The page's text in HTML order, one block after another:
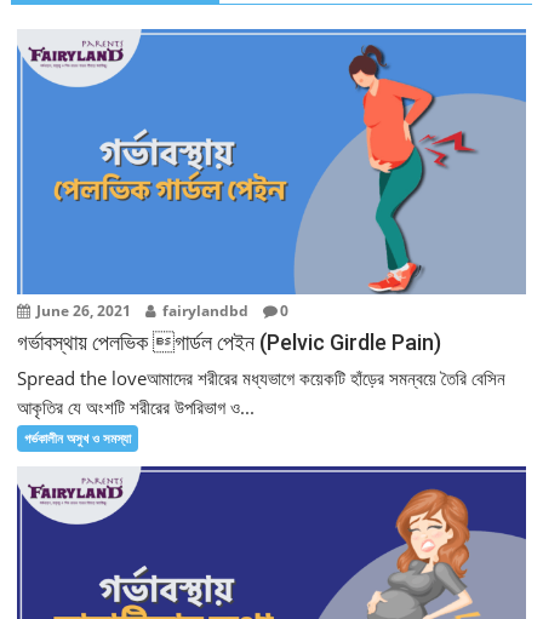
June 26, 2021 fairylandbd 0
গর্ভাবস্থায় পেলভিক গার্ডল পেইন (Pelvic Girdle Pain)
Spread the loveআমাদের শরীরের মধ্যভাগে কয়েকটি হাঁড়ের সমন্বয়ে তৈরি বেসিন
আকৃতির যে অংশটি শরীরের উপরিভাগ ও...
গর্ভকালীন অসুখ ও সমস্যা